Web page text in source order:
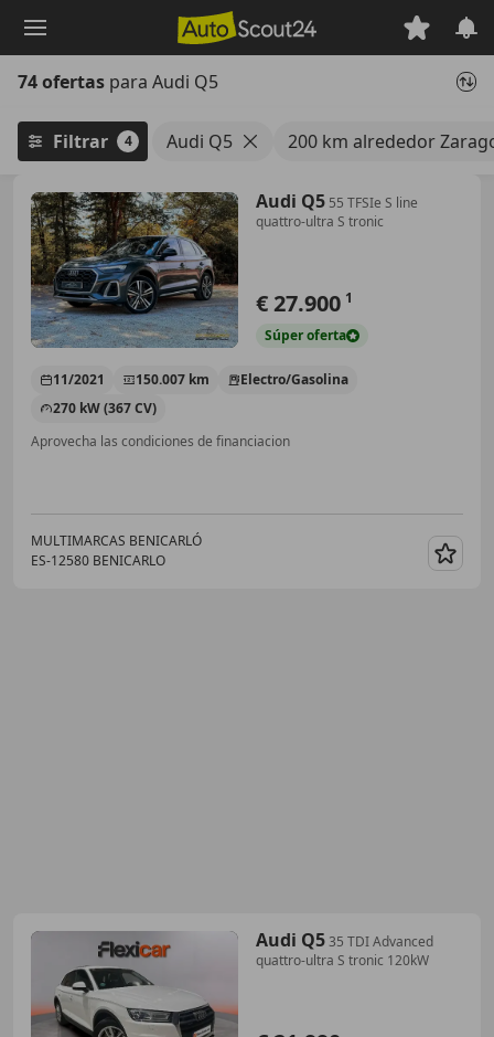
principal
74 ofertas para Audi Q5
Filtrar 4 Audi Q5 200 km alrededor
Audi Q5 55 TFSIe S line
quattro-ultra S tronic
€ 27.900 1
Súperoferta
11/2021 150.007 km
Electro/Gasolina
270 kW (367 CV)
Aprovecha las condiciones de financiacion
MULTIMARCAS BENICARLÓ
ES-12580 BENICARLO
Audi Q535 TDI Advanced
quattro-ultra S tronic 120kW